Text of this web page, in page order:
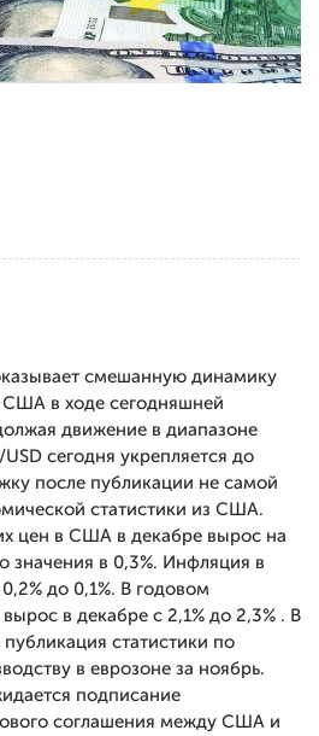
смешанную динамику
США в ходе сегодняшней
движение в диапазоне
сегодня укрепляется до
после публикации не самой
статистики из США.
цен в США в декабре вырос на
значения в 0,3%. Инфляция в
до 0,1%. В годовом
в декабре с 2,1% до 2,3% . В
статистики по
в еврозоне за ноябрь.
подписание
соглашения между США и